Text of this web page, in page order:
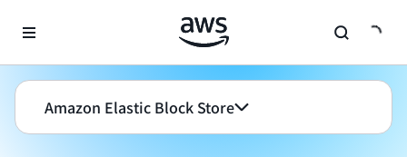
Amazon Elastic Block Store